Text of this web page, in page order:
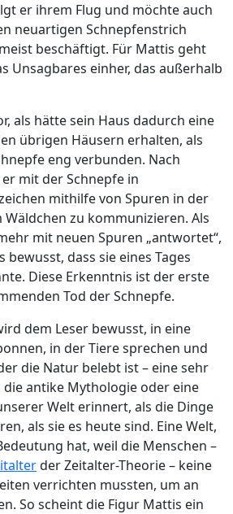
er ihrem Flug und möchte auch
neuartigen Schnepfenstrich
beschäftigt. Für Mattis geht
Unsagbares einher, das außerhalb
als hätte sein Haus dadurch eine
übrigen Häusern erhalten, als
eng verbunden. Nach
mit der Schnepfe in
mithilfe von Spuren in der
Wäldchen zu kommunizieren. Als
mit neuen Spuren „antwortet“,
dass sie eines Tages
Diese Erkenntnis ist der erste
Tod der Schnepfe.
dem Leser bewusst, in eine
in der Tiere sprechen und
die Natur belebt ist – eine sehr
die antike Mythologie oder eine
Welt erinnert, als die Dinge
als sie es heute sind. Eine Welt,
hat, weil die Menschen –
der Zeitalter-Theorie – keine
verrichten mussten, um an
So scheint die Figur Mattis ein